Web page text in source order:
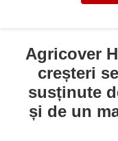
Agricover
creșteri
susținute
și de un